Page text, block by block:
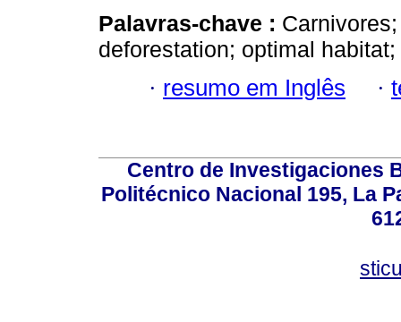
Palavras-chave :
deforestation; optimal
· resumo em Inglês ·
Centro de Investigaciones
Politécnico Nacional 195, La